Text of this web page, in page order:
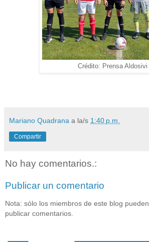
Crédito: Prensa Aldosivi
Mariano Quadrana a la/s 1:40 p.m.
Compartir
No hay comentarios.:
Publicar un comentario
Nota: sólo los miembros de este blog pueden
publicar comentarios.